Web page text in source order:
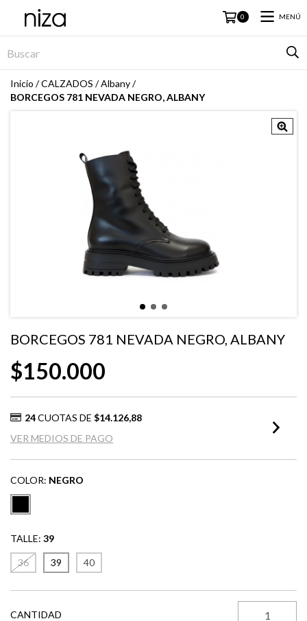
0 MENÚ
Inicio /CALZADOS /Albany/
BORCEGOS 781 NEVADA NEGRO, ALBANY
BORCEGOS 781 NEVADA NEGRO, ALBANY
$150.000
24CUOTAS DE $14.126,88
VER MEDIOS DE PAGO
COLOR: NEGRO
TALLE: 39
36 39 40
CANTIDAD